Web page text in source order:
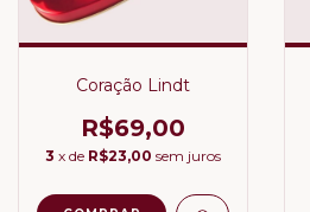
Coração Lindt
R$69,00
3 x de R$23,00 sem juros